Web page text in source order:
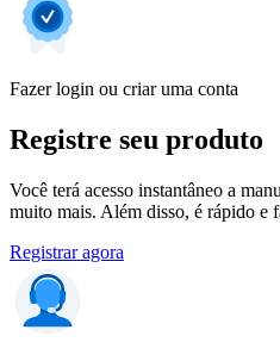
Fazer login ou criar uma conta
Registre seu produto
Você terá acesso instantâneo a
muito mais. Além disso, é rápido e
Registrar agora